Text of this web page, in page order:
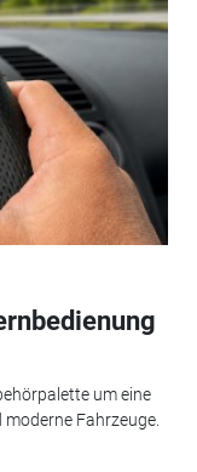
um eine
Fahrzeuge.